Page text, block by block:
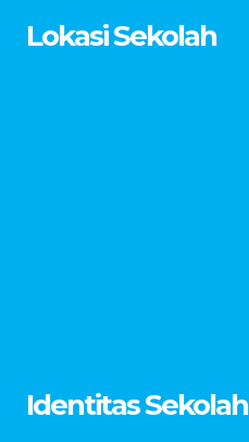
Lokasi Sekolah
Identitas Sekolah